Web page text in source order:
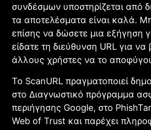
συνδέσμων υποστηρίζεται από
τα αποτελέσματα είναι καλά.
επίσης να δώσετε μια εξήγηση
είδατε τη διεύθυνση URL για να
άλλους χρήστες να το
Το ScanURL πραγματοποιεί
στο Διαγνωστικό πρόγραμμα
περιήγησης Google, στο
Web of Trust και παρέχει